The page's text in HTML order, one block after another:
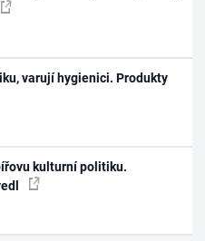
varují hygienici. Produkty
kulturní politiku.